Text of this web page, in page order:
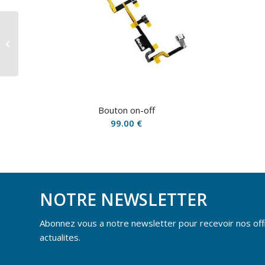
Bouton on-off
99.00 €
NOTRE NEWSLETTER
Abonnez vous a notre newsletter pour recevoir nos
actualites.